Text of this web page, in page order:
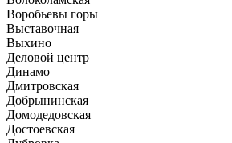
Воробьевы горы
Выставочная
Выхино
Деловой центр
Динамо
Дмитровская
Добрынинская
Домодедовская
Достоевская